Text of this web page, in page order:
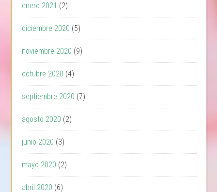
enero 2021 (2)
diciembre 2020 (5)
noviembre 2020 (9)
octubre 2020 (4)
septiembre 2020 (7)
agosto 2020 (2)
junio 2020 (3)
mayo 2020 (2)
abril 2020 (6)